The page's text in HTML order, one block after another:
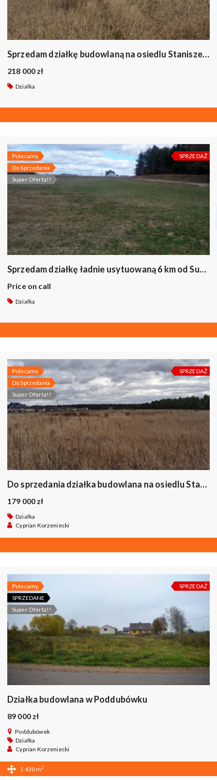
Sprzedam działkę budowlaną na osiedlu Staniszewskiego w Suwałkach.
218 000 zł
Działka
Polecamy
Do Sprzedania
Super Oferta!!
SPRZEDAŻ
Sprzedam działkę ładnie usytuowaną 6 km od Suwałk
Price on call
Działka
Polecamy
Do Sprzedania
Super Oferta!!
SPRZEDAŻ
Do sprzedania działka budowlana na osiedlu Staniszewskiego w Suwałkach.
179 000 zł
Działka
Cyprian Korzeniecki
Polecamy
SPRZEDANE
Super Oferta!!
SPRZEDAŻ
Działka budowlana w Poddubówku
89 000 zł
Poddubówek
Działka
Cyprian Korzeniecki
1 430 m2